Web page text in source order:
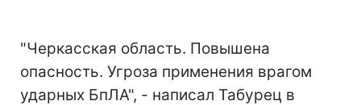
"Черкасская область. Повышена
опасность. Угроза применения врагом
ударных БпЛА", - написал Табурец в